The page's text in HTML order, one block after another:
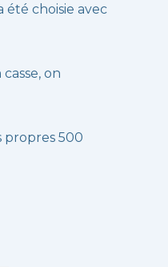
été choisie avec
on
propres 500